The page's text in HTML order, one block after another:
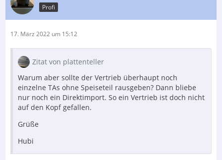
Profi
17. März 2022 um 15:12
Zitat von plattenteller
Warum aber sollte der Vertrieb überhaupt noch
einzelne TAs ohne Speiseteil rausgeben? Dann bliebe
nur noch ein Direktimport. So ein Vertrieb ist doch nicht
auf den Kopf gefallen.
Grüße
Hubi